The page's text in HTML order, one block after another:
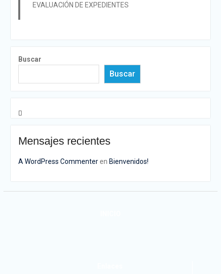
EVALUACIÓN DE EXPEDIENTES
Buscar
Buscar
Mensajes recientes
A WordPress Commenteren Bienvenidos!